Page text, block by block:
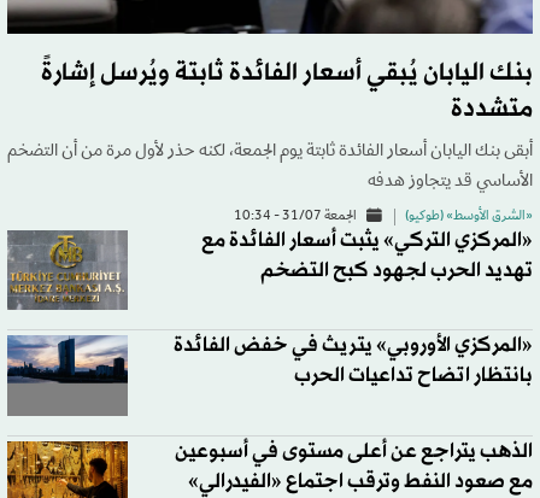
بنك اليابان يُبقي أسعار الفائدة ثابتة ويُرسل إشارةً
متشددة
أبقى بنك اليابان أسعار الفائدة ثابتة يوم الجمعة، لكنه حذر لأول مرة من أن التضخم
الأساسي قد يتجاوز هدفه
«الشرق الأوسط» (طوكيو) الجمعة 31/07 - 10:34
«المركزي التركي» يثبت أسعار الفائدة مع
تهديد الحرب لجهود كبح التضخم
«المركزي الأوروبي» يتريث في خفض الفائدة
بانتظار اتضاح تداعيات الحرب
الذهب يتراجع عن أعلى مستوى في أسبوعين
مع صعود النفط وترقب اجتماع «الفيدرالي»